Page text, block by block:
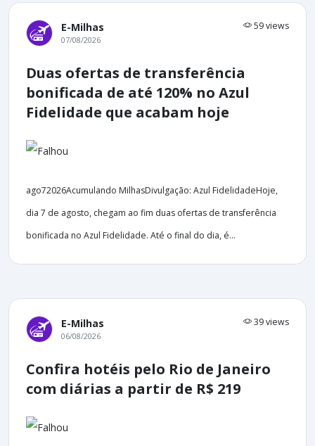
E-Milhas 59 views
07/08/2026
Duas ofertas de transferência
bonificada de até 120% no Azul
Fidelidade que acabam hoje
ago72026Acumulando MilhasDivulgação: Azul FidelidadeHoje,
dia 7 de agosto, chegam ao fim duas ofertas de transferência
bonificada no Azul Fidelidade. Até o final do dia, é...
E-Milhas 39 views
06/08/2026
Confira hotéis pelo Rio de Janeiro
com diárias a partir de R$ 219